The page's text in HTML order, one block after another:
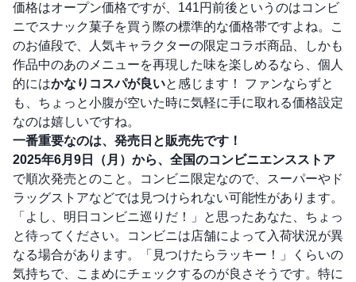
価格はオープン価格ですが、141円前後というのはコンビ
ニでスナック菓子を買う際の標準的な価格帯ですよね。こ
のお値段で、人気キャラクターの限定コラボ商品、しかも
作品中のあのメニューを再現した味を楽しめるなら、個人
的にはかなりコスパが良いと感じます！ ファンならずと
も、ちょっと小腹が空いた時に気軽に手に取れる価格設定
なのは嬉しいですね。
一番重要なのは、発売日と販売先です！
2025年6月9日（月）から、全国のコンビニエンスストア
で順次発売とのこと。コンビニ限定なので、スーパーやド
ラッグストアなどでは見つけられない可能性があります。
「よし、明日コンビニ巡りだ！」と思ったあなた、ちょっ
と待ってください。コンビニは店舗によって入荷状況が異
なる場合があります。「見つけたらラッキー！」くらいの
気持ちで、こまめにチェックするのが良さそうです。特に